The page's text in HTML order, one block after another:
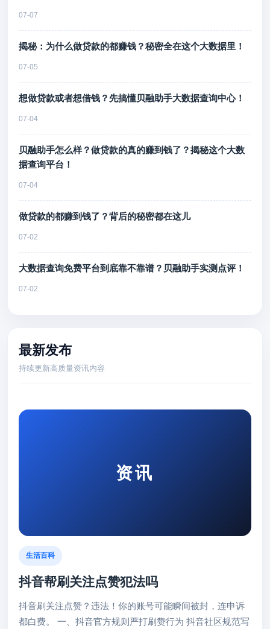
07-07
揭秘：为什么做贷款的都赚钱？秘密全在这个大数据里！
07-05
想做贷款或者想借钱？先搞懂贝融助手大数据查询中心！
07-04
贝融助手怎么样？做贷款的真的赚到钱了？揭秘这个大数
据查询平台！
07-04
做贷款的都赚到钱了？背后的秘密都在这儿
07-02
大数据查询免费平台到底靠不靠谱？贝融助手实测点评！
07-02
最新发布
持续更新高质量资讯内容
资讯
生活百科
抖音帮刷关注点赞犯法吗
抖音刷关注点赞？违法！你的账号可能瞬间被封，连申诉
都白费。 一、抖音官方规则严打刷赞行为 抖音社区规范写